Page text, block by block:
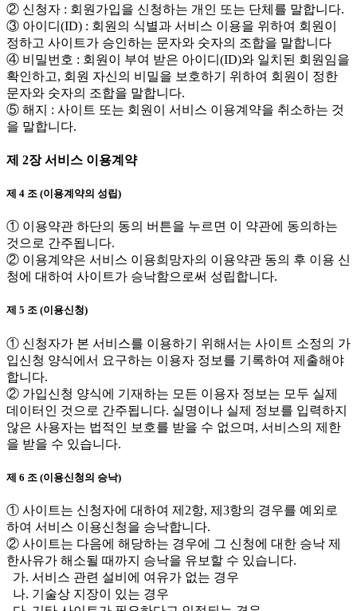
② 신청자 : 회원가입을 신청하는 개인 또는 단체를 말합니다.
③ 아이디(ID) : 회원의 식별과 서비스 이용을 위하여 회원이
정하고 사이트가 승인하는 문자와 숫자의 조합을 말합니다
④ 비밀번호 : 회원이 부여 받은 아이디(ID)와 일치된 회원임을
확인하고, 회원 자신의 비밀을 보호하기 위하여 회원이 정한
문자와 숫자의 조합을 말합니다.
⑤ 해지 : 사이트 또는 회원이 서비스 이용계약을 취소하는 것
을 말합니다.
제 2장 서비스 이용계약
제 4 조 (이용계약의 성립)
① 이용약관 하단의 동의 버튼을 누르면 이 약관에 동의하는
것으로 간주됩니다.
② 이용계약은 서비스 이용희망자의 이용약관 동의 후 이용 신
청에 대하여 사이트가 승낙함으로써 성립합니다.
제 5 조 (이용신청)
① 신청자가 본 서비스를 이용하기 위해서는 사이트 소정의 가
입신청 양식에서 요구하는 이용자 정보를 기록하여 제출해야
합니다.
② 가입신청 양식에 기재하는 모든 이용자 정보는 모두 실제
데이터인 것으로 간주됩니다. 실명이나 실제 정보를 입력하지
않은 사용자는 법적인 보호를 받을 수 없으며, 서비스의 제한
을 받을 수 있습니다.
제 6 조 (이용신청의 승낙)
① 사이트는 신청자에 대하여 제2항, 제3항의 경우를 예외로
하여 서비스 이용신청을 승낙합니다.
② 사이트는 다음에 해당하는 경우에 그 신청에 대한 승낙 제
한사유가 해소될 때까지 승낙을 유보할 수 있습니다.
가. 서비스 관련 설비에 여유가 없는 경우
나. 기술상 지장이 있는 경우